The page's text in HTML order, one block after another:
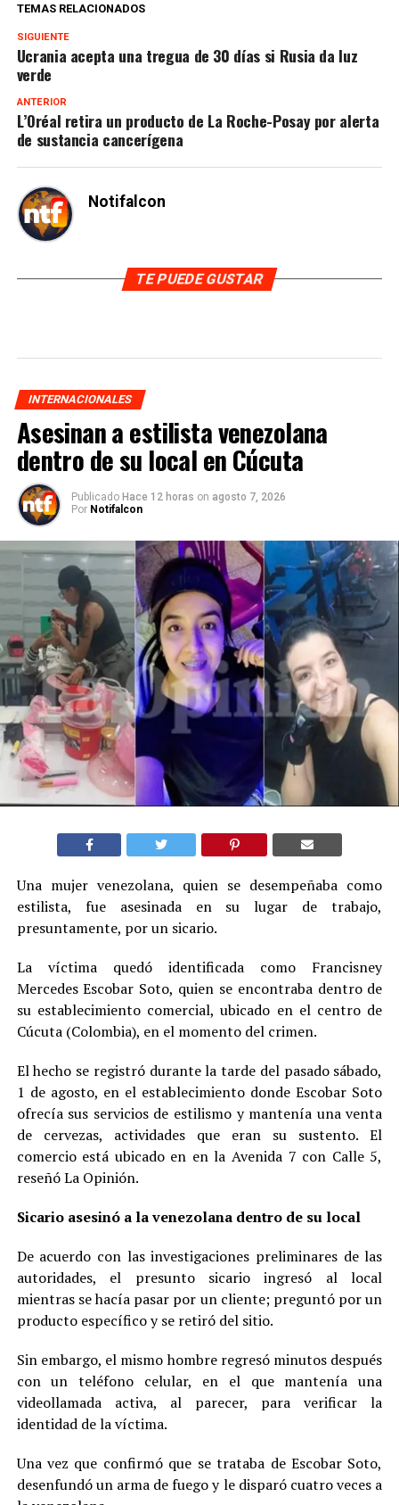
TEMAS RELACIONADOS
SIGUIENTE
Ucrania acepta una tregua de 30 días si Rusia da luz
verde
ANTERIOR
L’Oréal retira un producto de La Roche-Posay por alerta
de sustancia cancerígena
Notifalcon
TE PUEDE GUSTAR
INTERNACIONALES
Asesinan a estilista venezolana
dentro de su local en Cúcuta
Publicado Hace 12 horas on agosto 7, 2026
Por Notifalcon
Una mujer venezolana, quien se desempeñaba como
estilista, fue asesinada en su lugar de trabajo,
presuntamente, por un sicario.
La víctima quedó identificada como Francisney
Mercedes Escobar Soto, quien se encontraba dentro de
su establecimiento comercial, ubicado en el centro de
Cúcuta (Colombia), en el momento del crimen.
El hecho se registró durante la tarde del pasado sábado,
1 de agosto, en el establecimiento donde Escobar Soto
ofrecía sus servicios de estilismo y mantenía una venta
de cervezas, actividades que eran su sustento. El
comercio está ubicado en en la Avenida 7 con Calle 5,
reseñó La Opinión.
Sicario asesinó a la venezolana dentro de su local
De acuerdo con las investigaciones preliminares de las
autoridades, el presunto sicario ingresó al local
mientras se hacía pasar por un cliente; preguntó por un
producto específico y se retiró del sitio.
Sin embargo, el mismo hombre regresó minutos después
con un teléfono celular, en el que mantenía una
videollamada activa, al parecer, para verificar la
identidad de la víctima.
Una vez que confirmó que se trataba de Escobar Soto,
desenfundó un arma de fuego y le disparó cuatro veces a